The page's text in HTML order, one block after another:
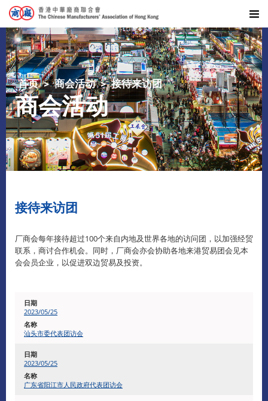
首页 商会活动 接待来访团
商会活动
接待来访团
厂商会每年接待超过100个来自内地及世界各地的访问团，以加强经贸
联系，商讨合作机会。同时，厂商会亦会协助各地来港贸易团会见本
会会员企业，以促进双边贸易及投资。
2023/05/25
汕头市委代表团访会
2023/05/25
广东省阳江市人民政府代表团访会